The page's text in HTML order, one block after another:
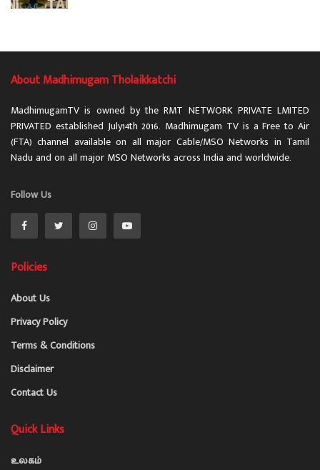
About Madhimugam Tholaikkatchi
MadhimugamTV is owned by the RMT NETWORK PRIVATE LMITED
PRIVATED established July14th 2016. Madhimugam TV is a Free to Air
(FTA) channel available on all major Cable/MSO Networks in Tamil
Nadu and on all major MSO Networks across India and worldwide.
Follow Us
Policies
About Us
Privacy Policy
Terms & Conditions
Disclaimer
Contact Us
Quick Links
உலகம்